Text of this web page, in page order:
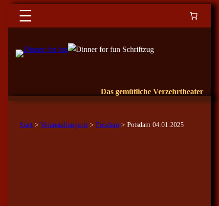
Das gemütliche Verzehrtheater
Start > Veranstaltungsort > Potsdam > Potsdam 04.01.2025